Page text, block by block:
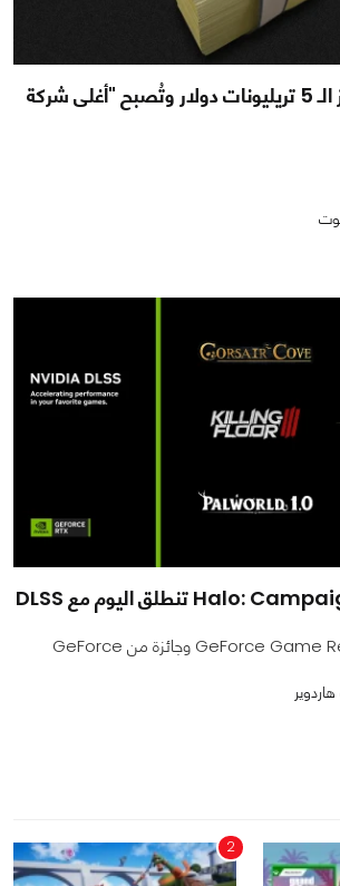
Apple تتجاوز حاجز الـ 5 تريليونات دولار وتُصبح "أغلى شركة
2